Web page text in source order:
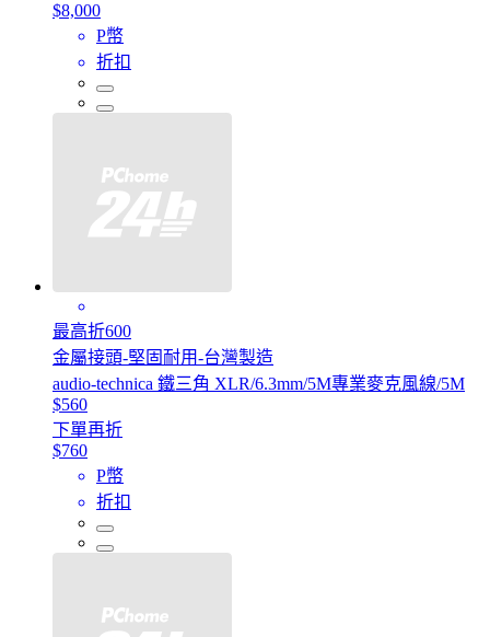
$8,000
P幣
折扣
最高折600
金屬接頭-堅固耐用-台灣製造
audio-technica 鐵三角 XLR/6.3mm/5M專業麥克風線/5M
$560
下單再折
$760
P幣
折扣